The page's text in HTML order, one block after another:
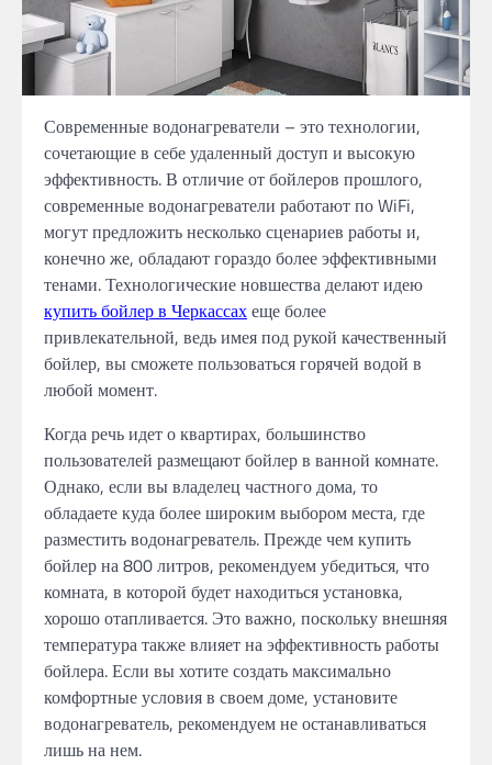
Современные водонагреватели – это технологии,
сочетающие в себе удаленный доступ и высокую
эффективность. В отличие от бойлеров прошлого,
современные водонагреватели работают по WiFi,
могут предложить несколько сценариев работы и,
конечно же, обладают гораздо более эффективными
тенами. Технологические новшества делают идею
купить бойлер в Черкассахеще более
привлекательной, ведь имея под рукой качественный
бойлер, вы сможете пользоваться горячей водой в
любой момент.
Когда речь идет о квартирах, большинство
пользователей размещают бойлер в ванной комнате.
Однако, если вы владелец частного дома, то
обладаете куда более широким выбором места, где
разместить водонагреватель. Прежде чем купить
бойлер на 800 литров, рекомендуем убедиться, что
комната, в которой будет находиться установка,
хорошо отапливается. Это важно, поскольку внешняя
температура также влияет на эффективность работы
бойлера. Если вы хотите создать максимально
комфортные условия в своем доме, установите
водонагреватель, рекомендуем не останавливаться
лишь на нем.